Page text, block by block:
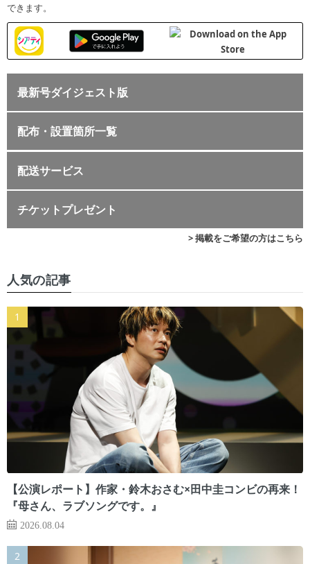
できます。
最新号ダイジェスト版
配布・設置箇所一覧
配送サービス
チケットプレゼント
> 掲載をご希望の方はこちら
人気の記事
【公演レポート】作家・鈴木おさむ×田中圭コンビの再来！
『母さん、ラブソングです。』
2026.08.04